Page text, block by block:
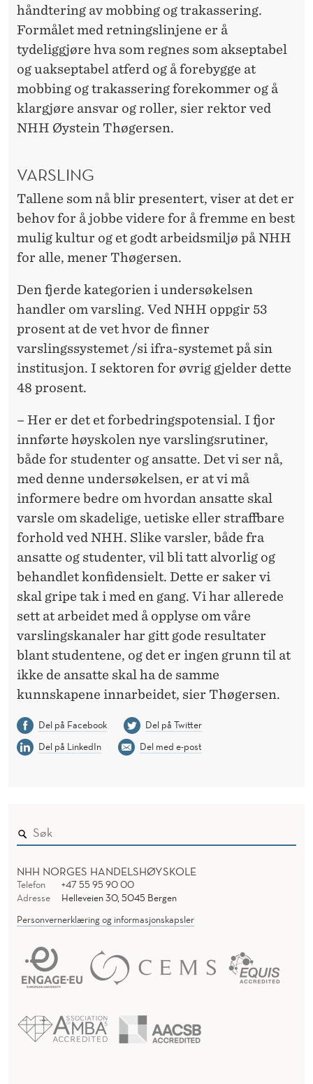
håndtering av mobbing og trakassering.
Formålet med retningslinjene er å
tydeliggjøre hva som regnes som akseptabel
og uakseptabel atferd og å forebygge at
mobbing og trakassering forekommer og å
klargjøre ansvar og roller, sier rektor ved
NHH Øystein Thøgersen.
VARSLING
Tallene som nå blir presentert, viser at det er
behov for å jobbe videre for å fremme en best
mulig kultur og et godt arbeidsmiljø på NHH
for alle, mener Thøgersen.
Den fjerde kategorien i undersøkelsen
handler om varsling. Ved NHH oppgir 53
prosent at de vet hvor de finner
varslingssystemet /si ifra-systemet på sin
institusjon. I sektoren for øvrig gjelder dette
48 prosent.
– Her er det et forbedringspotensial. I fjor
innførte høyskolen nye varslingsrutiner,
både for studenter og ansatte. Det vi ser nå,
med denne undersøkelsen, er at vi må
informere bedre om hvordan ansatte skal
varsle om skadelige, uetiske eller straffbare
forhold ved NHH. Slike varsler, både fra
ansatte og studenter, vil bli tatt alvorlig og
behandlet konfidensielt. Dette er saker vi
skal gripe tak i med en gang. Vi har allerede
sett at arbeidet med å opplyse om våre
varslingskanaler har gitt gode resultater
blant studentene, og det er ingen grunn til at
ikke de ansatte skal ha de samme
kunnskapene innarbeidet, sier Thøgersen.
Del på Facebook
Del på Twitter
Del på LinkedIn
Del med e-post
NHH NORGES HANDELSHØYSKOLE
Telefon
+47 55 95 90 00
Adresse
Helleveien 30, 5045 Bergen
Personvernerklæring og informasjonskapsler